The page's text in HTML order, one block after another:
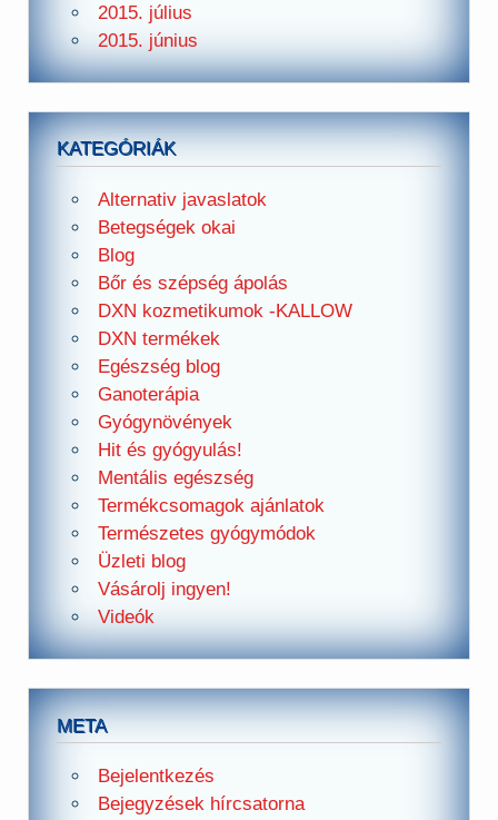
2015. július
2015. június
KATEGÓRIÁK
Alternativ javaslatok
Betegségek okai
Blog
Bőr és szépség ápolás
DXN kozmetikumok -KALLOW
DXN termékek
Egészség blog
Ganoterápia
Gyógynövények
Hit és gyógyulás!
Mentális egészség
Termékcsomagok ajánlatok
Természetes gyógymódok
Üzleti blog
Vásárolj ingyen!
Videók
META
Bejelentkezés
Bejegyzések hírcsatorna